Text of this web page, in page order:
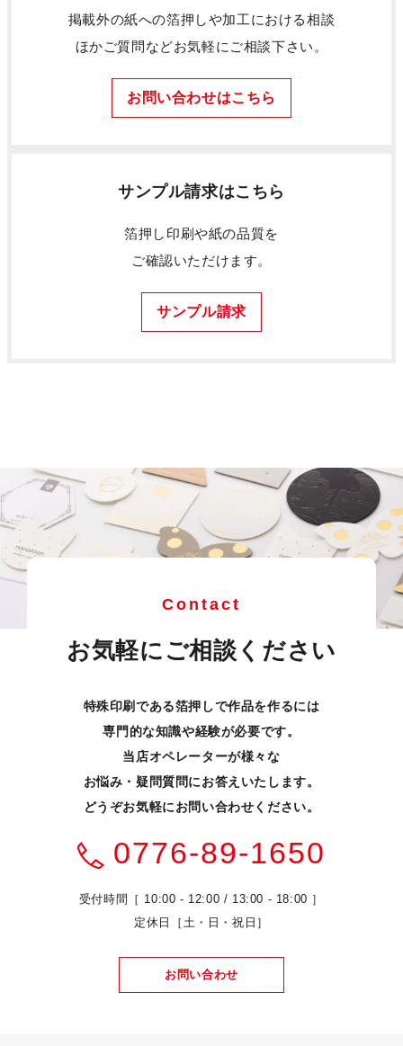
掲載外の紙への箔押しや加工における相談
ほかご質問などお気軽にご相談下さい。
お問い合わせはこちら
サンプル請求はこちら
箔押し印刷や紙の品質を
ご確認いただけます。
サンプル請求
Contact
お気軽にご相談ください
特殊印刷である箔押しで作品を作るには
専門的な知識や経験が必要です。
当店オペレーターが様々な
お悩み・疑問質問にお答えいたします。
どうぞお気軽にお問い合わせください。
0776-89-1650
受付時間［ 10:00 - 12:00 / 13:00 - 18:00 ］
定休日［土・日・祝日］
お問い合わせ